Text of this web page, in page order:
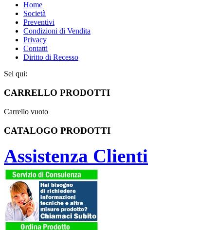
Home
Società
Preventivi
Condizioni di Vendita
Privacy
Contatti
Diritto di Recesso
Sei qui:
CARRELLO PRODOTTI
Carrello vuoto
CATALOGO PRODOTTI
Assistenza Clienti